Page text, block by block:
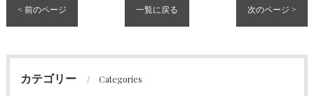
< 前のページ 一覧に戻る 次のページ >
カテゴリー Categories